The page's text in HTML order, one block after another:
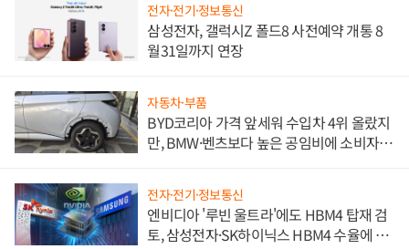
전자·전기·정보통신
삼성전자, 갤럭시Z 폴드8 사전예약 개통 8
월31일까지 연장
자동차·부품
BYD코리아 가격 앞세워 수입차 4위 올랐지
만, BMW·벤츠보다 높은 공임비에 소비자
전자·전기·정보통신
엔비디아 '루빈 울트라'에도 HBM4 탑재 검
토, 삼성전자·SK하이닉스 HBM4 수율에 주